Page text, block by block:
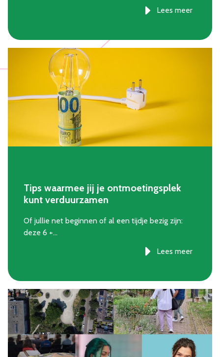
Lees meer
Tips waarmee jij je ontmoetingsplek
kunt verduurzamen
Of jullie net beginnen of al een tijdje bezig zijn:
deze 6 +…
Lees meer